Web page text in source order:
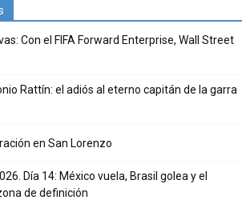
Con el FIFA Forward Enterprise, Wall Street
Rattín: el adiós al eterno capitán de la garra
en San Lorenzo
Día 14: México vuela, Brasil golea y el
de definición